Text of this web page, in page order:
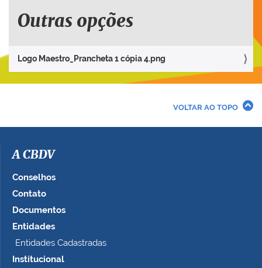
e
p
a
i
a
e
n
o
t
m
a
Outras opções
Logo Maestro_Prancheta 1 cópia 4.png
VOLTAR AO TOPO
A CBDV
Conselhos
Contato
Documentos
Entidades
Entidades Cadastradas
Institucional